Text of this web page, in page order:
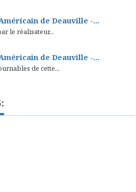
de Deauville -...
le réalisateur...
de Deauville -...
de cette...